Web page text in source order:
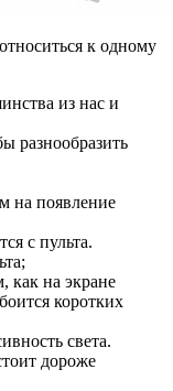
к одному
из нас и
разнообразить
на появление
с пульта.
как на экране
коротких
света.
дороже